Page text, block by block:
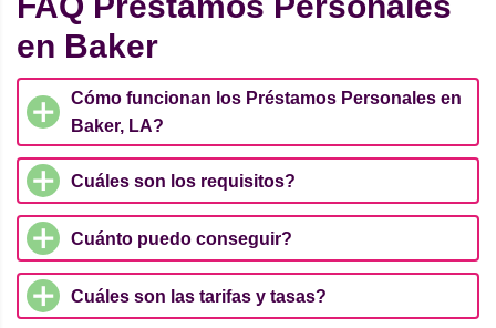
en Baker
Cómo funcionan los Préstamos Personales en
Baker, LA?
Cuáles son los requisitos?
Cuánto puedo conseguir?
Cuáles son las tarifas y tasas?